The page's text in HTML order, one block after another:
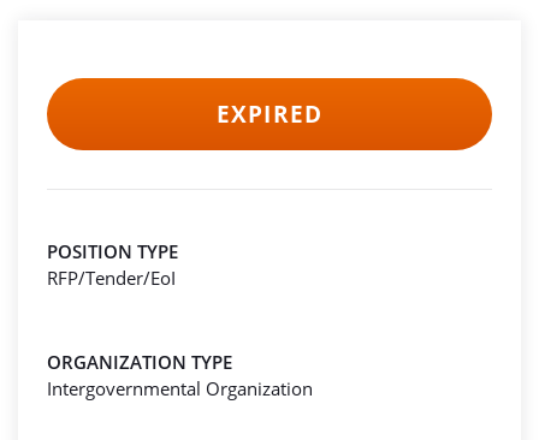
EXPIRED
POSITION TYPE
RFP/Tender/EoI
ORGANIZATION TYPE
Intergovernmental Organization